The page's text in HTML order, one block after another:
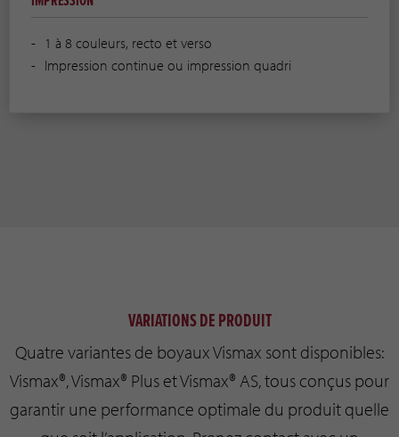
1 à 8 couleurs, recto et verso
Impression continue ou impression quadri
VARIATIONS DE PRODUIT
Quatre variantes de boyaux Vismax sont disponibles:
Vismax®, Vismax® Plus et Vismax® AS, tous conçus pour
garantir une performance optimale du produit quelle